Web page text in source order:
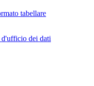
tabellare
dei dati